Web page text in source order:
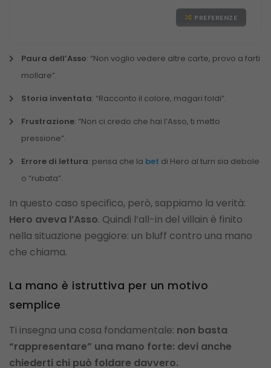
PREFERENZE
Paura dell’Asso: “Non voglio vedere altre carte, provo a farti
mollare”.
Storia inventata: “Racconto il colore, magari foldi”.
Frustrazione: “Non ci credo che hai l’Asso, ti metto
pressione”.
Errore di lettura: pensa che la bet di Hero al turn sia debole
o “rubata”.
In questo caso specifico, però, sappiamo la verità:
Hero aveva l’Asso. Quindi l’all-in del villain è finito
nella situazione peggiore: un bluff contro una mano
che chiama.
La mano è istruttiva per un motivo
semplice
Ti insegna una cosa fondamentale: non basta
“rappresentare” una mano forte: devi anche
chiederti chi può foldare davvero.